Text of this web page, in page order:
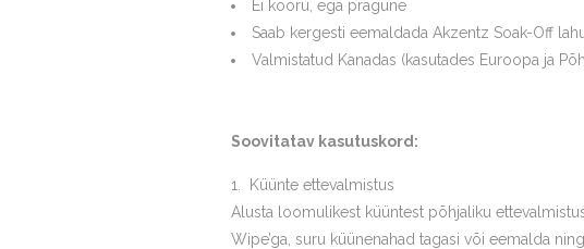
Ei kooru, ega pragune
Saab kergesti eemaldada Akzentz Soak-Off
Valmistatud Kanadas (kasutades Euroopa ja
Soovitatav kasutuskord:
Küünte ettevalmistus
Alusta loomulikest küüntest põhjaliku
Wipe’ga, suru küünenahad tagasi või eemalda